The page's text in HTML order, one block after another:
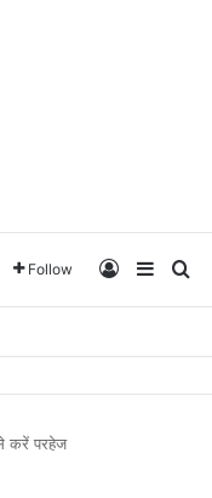
Follow Log InSidebar
करें परहेज